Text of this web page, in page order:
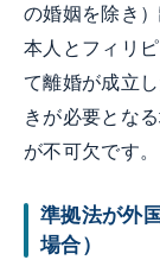
の婚姻を除き
本人とフィリ
て離婚が成立
きが必要とな
が不可欠です。
準拠法が外
場合）